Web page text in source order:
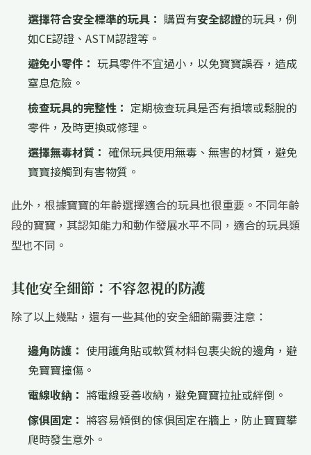
選擇符合安全標準的玩具： 購買有安全認證的玩具，例
如CE認證、ASTM認證等。
避免小零件： 玩具零件不宜過小，以免寶寶誤吞，造成
窒息危險。
檢查玩具的完整性： 定期檢查玩具是否有損壞或鬆脫的
零件，及時更換或修理。
選擇無毒材質： 確保玩具使用無毒、無害的材質，避免
寶寶接觸到有害物質。
此外，根據寶寶的年齡選擇適合的玩具也很重要。不同年齡
段的寶寶，其認知能力和動作發展水平不同，適合的玩具類
型也不同。
其他安全細節：不容忽視的防護
除了以上幾點，還有一些其他的安全細節需要注意：
邊角防護： 使用護角貼或軟質材料包裹尖銳的邊角，避
免寶寶撞傷。
電線收納： 將電線妥善收納，避免寶寶拉扯或絆倒。
傢俱固定： 將容易傾倒的傢俱固定在牆上，防止寶寶攀
爬時發生意外。